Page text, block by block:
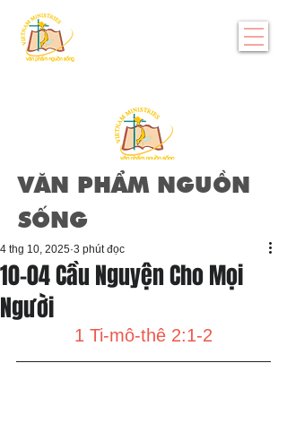
VĂN PHẨM NGUỒN
SỐNG
10-04 Cầu Nguyện Cho Mọi
Người
4 thg 10, 2025 3 phút đọc
1 Ti-mô-thê 2:1-2